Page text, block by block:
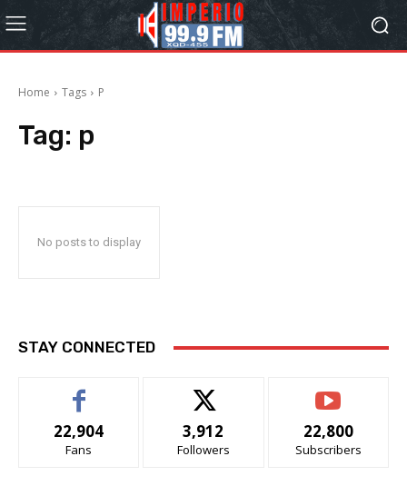
Home Tags P
Tag: p
No posts to display
STAY CONNECTED
22,904
Fans
3,912
Followers
22,800
Subscribers